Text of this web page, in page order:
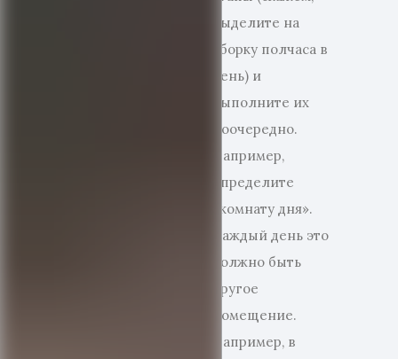
выделите на
уборку полчаса в
день) и
выполните их
поочередно.
Например,
определите
«комнату дня».
Каждый день это
должно быть
другое
помещение.
Например, в